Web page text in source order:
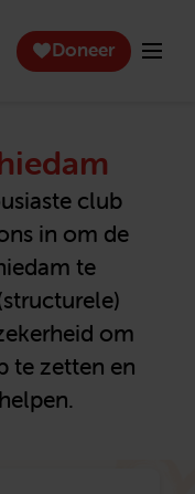
Doneer
club
in om de
te
om
te zetten en